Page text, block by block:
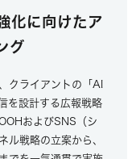
化に向けたア
グ
クライアントの「AI
を設計する広報戦略
およびSNS（シ
ル戦略の立案から、